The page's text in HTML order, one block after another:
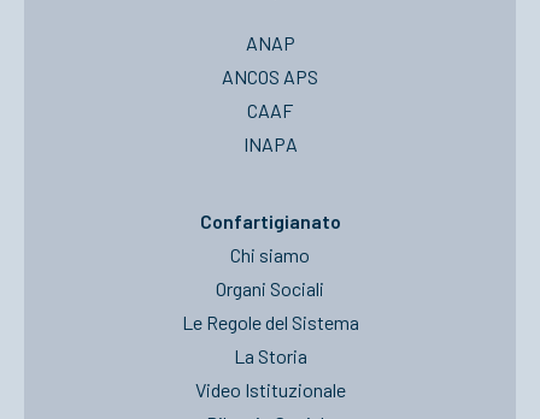
ANAP
ANCOS APS
CAAF
INAPA
Confartigianato
Chi siamo
Organi Sociali
Le Regole del Sistema
La Storia
Video Istituzionale